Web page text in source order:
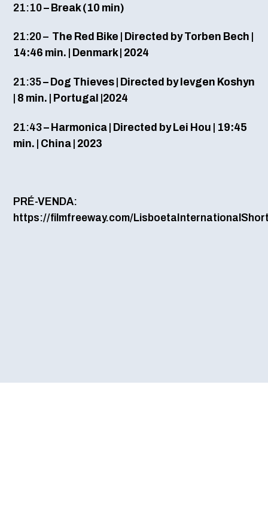
21:10– Break (10 min)
21:20 –The Red Bike | Directed by Torben Bech |
14:46 min. | Denmark | 2024
21:35– Dog Thieves | Directed by Ievgen Koshyn
| 8 min. | Portugal |2024
21:43– Harmonica | Directed by Lei Hou | 19:45
min. | China | 2023
PRÉ-VENDA:
https://filmfreeway.com/